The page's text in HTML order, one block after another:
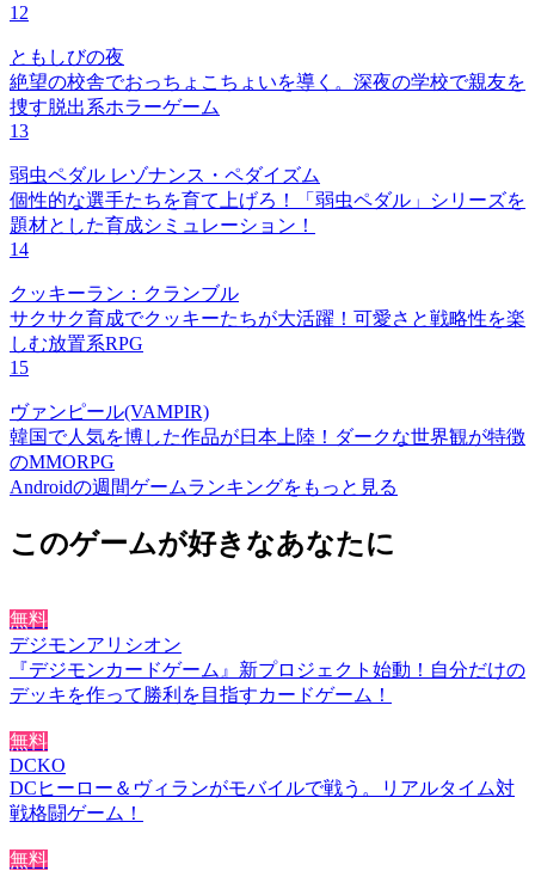
12
ともしびの夜
絶望の校舎でおっちょこちょいを導く。深夜の学校で親友を
捜す脱出系ホラーゲーム
13
弱虫ペダル レゾナンス・ペダイズム
個性的な選手たちを育て上げろ！「弱虫ペダル」シリーズを
題材とした育成シミュレーション！
14
クッキーラン：クランブル
サクサク育成でクッキーたちが大活躍！可愛さと戦略性を楽
しむ放置系RPG
15
ヴァンピール(VAMPIR)
韓国で人気を博した作品が日本上陸！ダークな世界観が特徴
のMMORPG
Androidの週間ゲームランキングをもっと見る
このゲームが好きなあなたに
無料
デジモンアリシオン
『デジモンカードゲーム』新プロジェクト始動！自分だけの
デッキを作って勝利を目指すカードゲーム！
無料
DCKO
DCヒーロー＆ヴィランがモバイルで戦う。リアルタイム対
戦格闘ゲーム！
無料